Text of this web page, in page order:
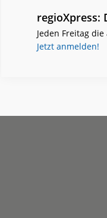
regioXpress:
Jeden Freitag
Jetzt anmelden!